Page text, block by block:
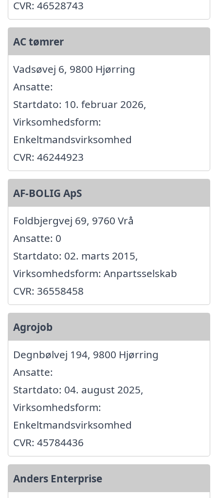
CVR: 46528743
AC tømrer
Vadsøvej 6, 9800 Hjørring
Ansatte:
Startdato: 10. februar 2026,
Virksomhedsform:
Enkeltmandsvirksomhed
CVR: 46244923
AF-BOLIG ApS
Foldbjergvej 69, 9760 Vrå
Ansatte: 0
Startdato: 02. marts 2015,
Virksomhedsform: Anpartsselskab
CVR: 36558458
Agrojob
Degnbølvej 194, 9800 Hjørring
Ansatte:
Startdato: 04. august 2025,
Virksomhedsform:
Enkeltmandsvirksomhed
CVR: 45784436
Anders Enterprise